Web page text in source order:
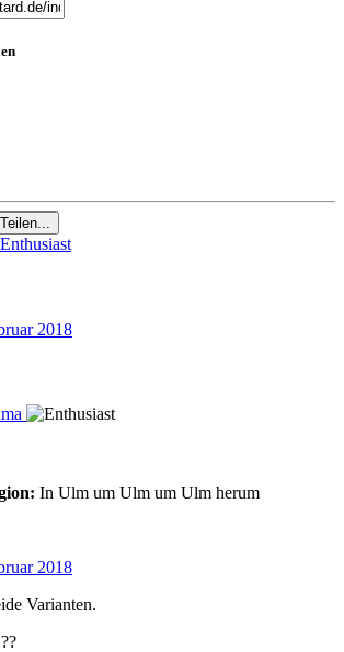
2018
In Ulm um Ulm um Ulm herum
2018
Varianten.